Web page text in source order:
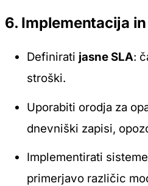
6. Implementacija
Definirati jasne SLA:
stroški.
Uporabiti orodja za
dnevniški zapisi,
Implementirati
primerjavo različic